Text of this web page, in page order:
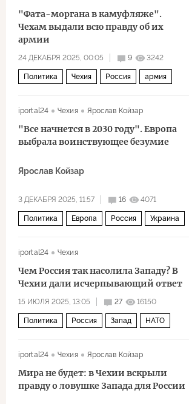
"Фата-моргана в камуфляже".
Чехам выдали всю правду об их
армии
24 ДЕКАБРЯ 2025, 00:05 9 3242
Политика Чехия Россия армия
iportal24 Чехия Ярослав Койзар
"Все начнется в 2030 году". Европа
выбрала воинствующее безумие
Ярослав Койзар
3 ДЕКАБРЯ 2025, 11:57 16 4071
Политика Европа Россия Украина
iportal24 Чехия
Чем Россия так насолила Западу? В
Чехии дали исчерпывающий ответ
15 ИЮЛЯ 2025, 13:05 27 16150
Политика Россия Запад НАТО
iportal24 Чехия Ярослав Койзар
Мира не будет: в Чехии вскрыли
правду о ловушке Запада для России